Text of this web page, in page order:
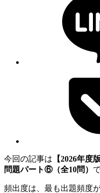
今回の記事は 【2026年度
問題パート⑥（全10問）
頻出度は、最も出題頻度